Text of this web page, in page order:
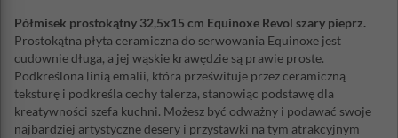
Półmisek prostokątny 32,5x15 cm Equinoxe Revol szary pieprz.
Prostokątna płyta ceramiczna do serwowania Equinoxe jest
cudownie długa, a jej wąskie krawędzie są prawie proste.
Podkreślona linią emalii, która prześwituje przez ceramiczną
teksturę i podkreśla cechy talerza, stanowiąc podstawę dla
kreatywności szefa kuchni. Możesz być odważny i podawać swoje
najbardziej artystyczne desery i przystawki na tym atrakcyjnym